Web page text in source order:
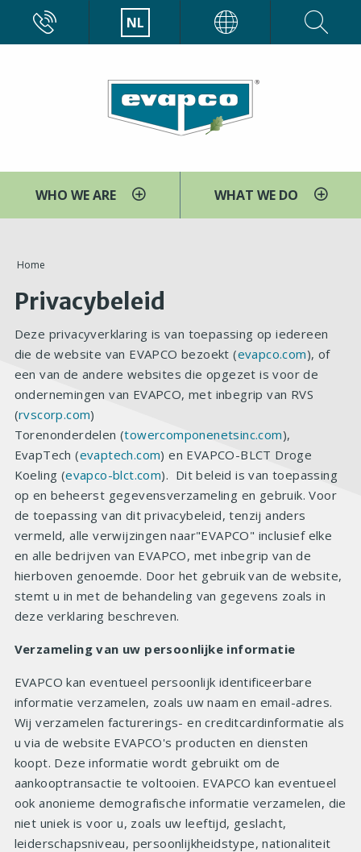
Overslaan
naar
NL
WHO WE ARE WHAT WE DO
You
are
here
Home
Privacybeleid
Deze privacyverklaring is van toepassing op iedereen
die de website van EVAPCO bezoekt (evapco.com), of
een van de andere websites die opgezet is voor de
ondernemingen van EVAPCO, met inbegrip van RVS
(rvscorp.com)
Torenonderdelen (towercomponenetsinc.com),
EvapTech (evaptech.com) en EVAPCO-BLCT Droge
Koeling (evapco-blct.com). Dit beleid is van toepassing
op en beheerst gegevensverzameling en gebruik. Voor
de toepassing van dit privacybeleid, tenzij anders
vermeld, alle verwijzingen naar"EVAPCO" inclusief elke
en alle bedrijven van EVAPCO, met inbegrip van de
hierboven genoemde. Door het gebruik van de website,
stemt u in met de behandeling van gegevens zoals in
deze verklaring beschreven.
Verzameling van uw persoonlijke informatie
EVAPCO kan eventueel persoonlijk identificeerbare
informatie verzamelen, zoals uw naam en email-adres.
Wij verzamelen facturerings- en creditcardinformatie als
u via de website EVAPCO's producten en diensten
koopt. Deze informatie wordt gebruikt om de
aankooptransactie te voltooien. EVAPCO kan eventueel
ook anonieme demografische informatie verzamelen, die
niet uniek is voor u, zoals uw leeftijd, geslacht,
leiderschapsniveau, persoonlijkheidstype, nationaliteit